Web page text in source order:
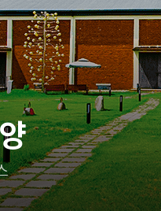
이랑 어디
속 있게 즐기는 태안 여